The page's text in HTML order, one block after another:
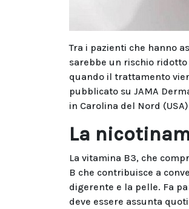
Tra i pazienti che hanno
sarebbe un rischio
quando il trattamento
pubblicato su JAMA
in Carolina del Nord
La
La vitamina B3, che
B che contribuisce a
digerente e la pelle. Fa
deve essere assunta